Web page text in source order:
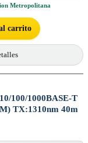
Metropolitana
carrito
100/1000BASE-T
TX:1310nm 40m